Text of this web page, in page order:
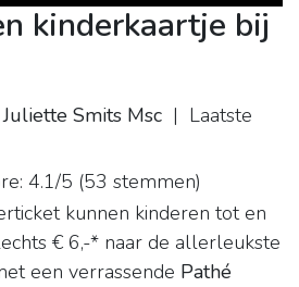
kinderkaartje bij
Smits Msc | Laatste
4.1/5 (53 stemmen)
kunnen kinderen tot en
€ 6,-* naar de allerleukste
een verrassende Pathé